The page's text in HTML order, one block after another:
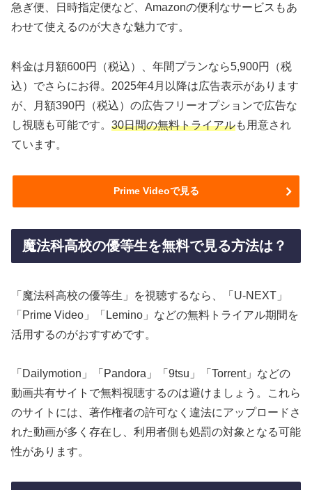
急ぎ便、日時指定便など、Amazonの便利なサービスもあ
わせて使えるのが大きな魅力です。
料金は月額600円（税込）、年間プランなら5,900円（税
込）でさらにお得。2025年4月以降は広告表示があります
が、月額390円（税込）の広告フリーオプションで広告な
し視聴も可能です。 30日間の無料トライアルも用意され
ています。
Prime Videoで見る
魔法科高校の優等生を無料で見る方法は？
「魔法科高校の優等生」を視聴するなら、「U-NEXT」
「Prime Video」「Lemino」などの無料トライアル期間を
活用するのがおすすめです。
「Dailymotion」「Pandora」「9tsu」「Torrent」などの
動画共有サイトで無料視聴するのは避けましょう。これら
のサイトには、著作権者の許可なく違法にアップロードさ
れた動画が多く存在し、利用者側も処罰の対象となる可能
性があります。